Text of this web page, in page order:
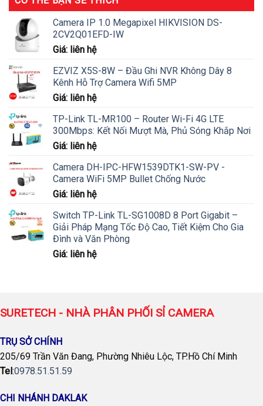
Camera IP 1.0 Megapixel HIKVISION DS-
2CV2Q01EFD-IW
Giá: liên hệ
EZVIZ X5S-8W – Đầu Ghi NVR Không Dây 8
Kênh Hỗ Trợ Camera Wifi 5MP
Giá: liên hệ
TP-Link TL-MR100 – Router Wi-Fi 4G LTE
300Mbps: Kết Nối Mượt Mà, Phủ Sóng Khắp Nơi
Giá: liên hệ
Camera DH-IPC-HFW1539DTK1-SW-PV -
Camera WiFi 5MP Bullet Chống Nước
Giá: liên hệ
Switch TP-Link TL-SG1008D 8 Port Gigabit –
Giải Pháp Mạng Tốc Độ Cao, Tiết Kiệm Cho Gia
Đình và Văn Phòng
Giá: liên hệ
SURETECH - NHÀ PHÂN PHỐI SỈ CAMERA
TRỤ SỞ CHÍNH
205/69 Trần Văn Đang, Phường Nhiêu Lộc, TP.Hồ Chí Minh
Tel:0978.51.51.59
CHI NHÁNH DAKLAK